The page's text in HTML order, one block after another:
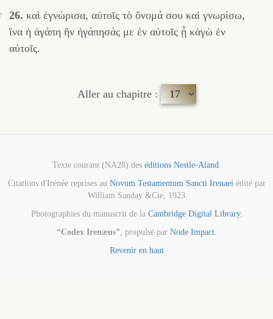
26. καὶ ἐγνώρισα, αὐτοῖς τὸ ὄνομά σου καὶ γνωρίσω,
ἵνα ἡ ἀγάπη ἣν ἠγάπησάς με ἐν αὐτοῖς ᾖ κἀγὼ ἐν
αὐτοῖς.
Aller au chapitre :
Texte courant (NA28) des éditions Nestle-Aland.
Citations d'Irénée reprises au Novum Testamentum Sancti Irenaeiédité par
William Sanday &Cie, 1923
Photographies du manuscrit de la Cambridge Digital Library.
“Codex Irenæus”, propulsé par Node Impact.
Revenir en haut